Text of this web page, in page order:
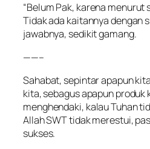
“Belum Pak, karena menurut
Tidak ada kaitannya dengan
jawabnya, sedikit gamang.
——–
Sahabat, sepintar apapun
kita, sebagus apapun produk
menghendaki, kalau Tuhan
Allah SWT tidak merestui,
sukses.